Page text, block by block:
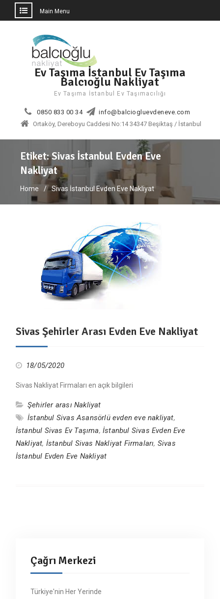
Main Menu
Ev Taşıma İstanbul Ev Taşıma
Balcıoğlu Nakliyat
Ev Taşıma İstanbul Ev Taşımacılığı
0850 833 00 34
info@balciogluevdeneve.com
Ortaköy, Dereboyu Caddesi No:14 34347 Beşiktaş / İstanbul
Etiket:Sivas İstanbul Evden Eve
Nakliyat
Home Sivas İstanbul Evden Eve Nakliyat
Sivas Şehirler Arası Evden Eve Nakliyat
18/05/2020
Sivas Nakliyat Firmaları en açık bilgileri
Şehirler arası Nakliyat
İstanbul Sivas Asansörlü evden eve nakliyat,
İstanbul Sivas Ev Taşıma, İstanbul Sivas Evden Eve
Nakliyat, İstanbul Sivas Nakliyat Firmaları, Sivas
İstanbul Evden Eve Nakliyat
Çağrı Merkezi
Türkiye'nin Her Yerinde